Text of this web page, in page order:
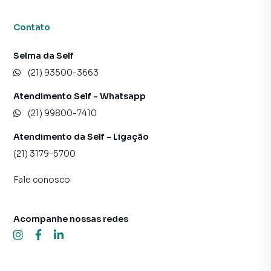
Contato
Selma da Self
(21) 93500-3663
Atendimento Self - Whatsapp
(21) 99800-7410
Atendimento da Self - Ligação
(21) 3179-5700
Fale conosco
Acompanhe nossas redes